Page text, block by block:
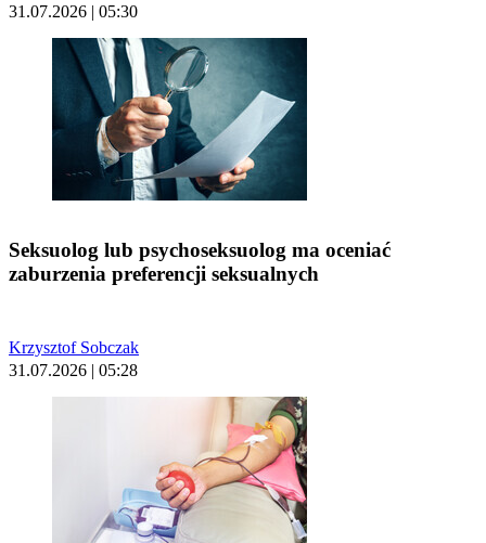
31.07.2026 | 05:30
Seksuolog lub psychoseksuolog ma oceniać
zaburzenia preferencji seksualnych
Krzysztof Sobczak
31.07.2026 | 05:28